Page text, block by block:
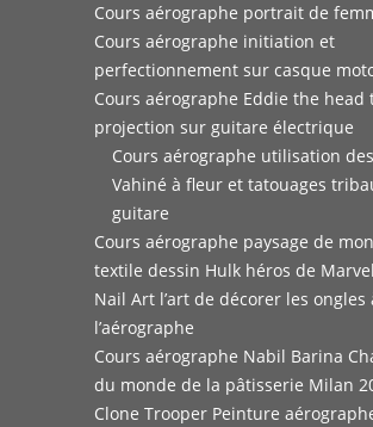
Cours aérographe portrait de
Cours aérographe initiation et
perfectionnement sur casque
Cours aérographe Eddie the head
projection sur guitare électrique
Cours aérographe utilisation
Vahiné à fleur et tatouages
guitare
Cours aérographe paysage de
textile dessin Hulk héros de Marvel
Nail Art l’art de décorer les ongles
l’aérographe
Cours aérographe Nabil Barina
du monde de la pâtisserie Milan
Clone Trooper Peinture